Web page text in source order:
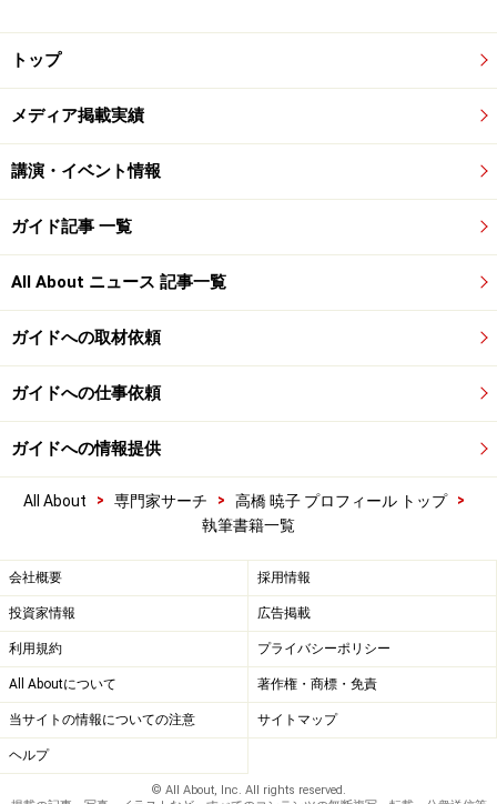
トップ
メディア掲載実績
講演・イベント情報
ガイド記事 一覧
All About ニュース 記事一覧
ガイドへの取材依頼
ガイドへの仕事依頼
ガイドへの情報提供
All About > 専門家サーチ > 高橋 暁子 プロフィール トップ
>
執筆書籍一覧
会社概要 採用情報
投資家情報 広告掲載
利用規約 プライバシーポリシー
All Aboutについて 著作権・商標・免責
当サイトの情報についての注意 サイトマップ
ヘルプ
© All About, Inc. All rights reserved.